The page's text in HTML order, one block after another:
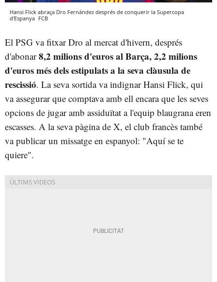
Hansi Flick abraça Dro Fernández després de conquerir la Supercopa
d'Espanya FCB
El PSG va fitxar Dro al mercat d'hivern, després
d'abonar8,2 milions d'euros al Barça, 2,2 milions
d'euros més dels estipulats a la seva clàusula de
rescissió. La seva sortida va indignar Hansi Flick, qui
va assegurar que comptava amb ell encara que les seves
opcions de jugar amb assiduïtat a l'equip blaugrana eren
escasses. A la seva pàgina de X, el club francès també
va publicar un missatge en espanyol: "Aquí se te
quiere".